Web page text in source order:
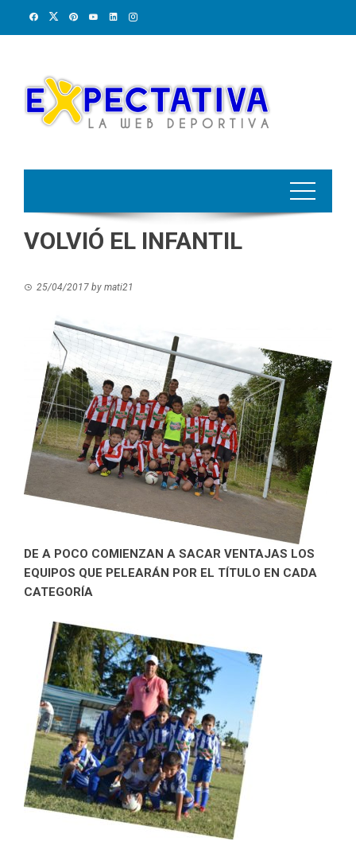
VOLVIÓ EL INFANTIL
25/04/2017 by mati21
DE A POCO COMIENZAN A SACAR VENTAJAS LOS
EQUIPOS QUE PELEARÁN POR EL TÍTULO EN CADA
CATEGORÍA